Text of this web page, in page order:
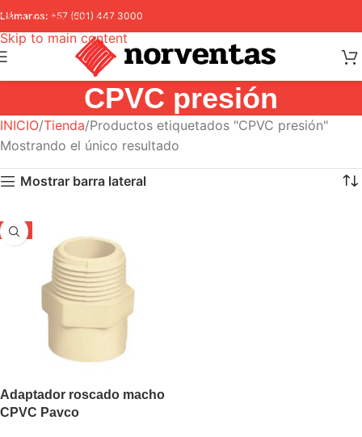
Skip to navigation
Skip to main content
Llámanos: +57 (601) 447 3000
CPVC presión
INICIO Tienda Productos etiquetados "CPVC presión"
Mostrando el único resultado
Mostrar barra lateral
-5%
Adaptador roscado macho
CPVC Pavco